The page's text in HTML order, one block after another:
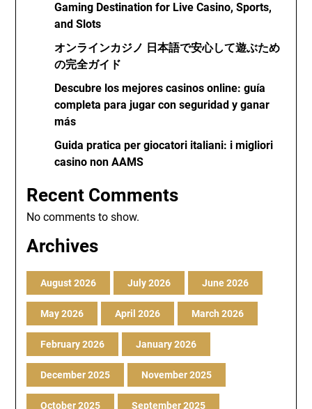
Gaming Destination for Live Casino, Sports,
and Slots
オンラインカジノ 日本語で安心して遊ぶため
の完全ガイド
Descubre los mejores casinos online: guía
completa para jugar con seguridad y ganar
más
Guida pratica per giocatori italiani: i migliori
casino non AAMS
Recent Comments
No comments to show.
Archives
August 2026 July 2026 June 2026
May 2026 April 2026 March 2026
February 2026 January 2026
December 2025 November 2025
October 2025 September 2025